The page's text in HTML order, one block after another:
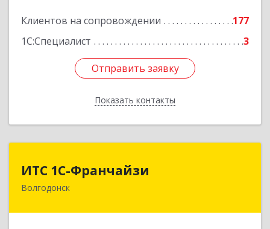
Клиентов на сопровождении
177
1С:Специалист
3
Отправить заявку
Показать контакты
Отправить заявку
Назад
ИТС 1С-Франчайзи
Волгодонск
ИТС 1С-Франчайзи
347380, Ростовская обл, Волгодонск г, Гагарина